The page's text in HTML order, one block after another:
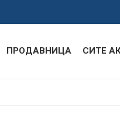
ПРОДАВНИЦА СИТЕ